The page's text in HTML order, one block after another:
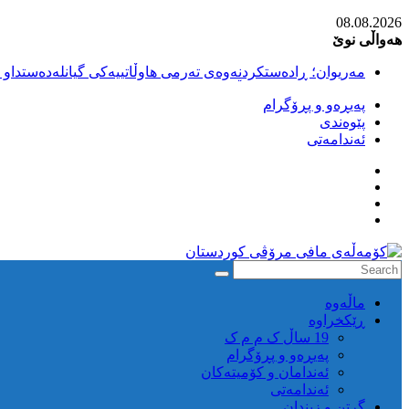
Skip
to
08.08.2026
هەواڵی نوێ
مەریوان؛ ڕادەستکردنەوەی تەرمی هاوڵاتییەکی
سەقز؛ دەسبەسەری دوو گەنج لەلایەن هێزە ئەمنییەکانی
کوژرانی هاوڵاتییەکی خەڵکی سەردەشت لە کاتی کۆڵبەری لە
مەریوان و ڕوانسەر؛ کوژرانی دوو هاوڵاتی لە کاتی
پەیڕەو و پڕۆگرام
پێوەندی
ئەندامەتی
كۆمه‌ڵه‌ی
مافی
مرۆڤی
کوردستان
ماڵه‌وه‌
ڕێکخراوە
19 ساڵ ک م م ک
پەیڕەو و پڕۆگرام
ئەندامان و کۆمیتەکان
ئەندامەتی